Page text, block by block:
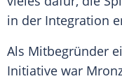
in der Integration
Als Mitbegründer
Initiative war